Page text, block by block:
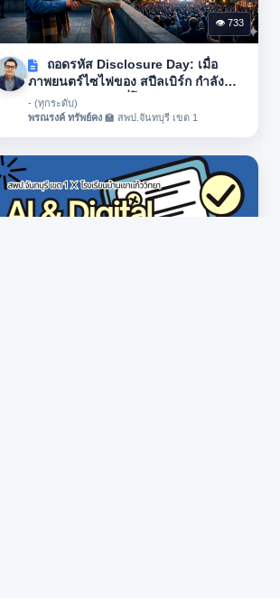
👁 733
ถอดรหัส Disclosure Day: เมื่อ
ภาพยนตร์ไซไฟของ สปีลเบิร์ก กำลัง
บอก "ความจริง" ที่โลกต้องฟัง
- (ทุกระดับ)
พรณรงค์ ทรัพย์คง 🏫 สพป.จันทบุรี เขต 1